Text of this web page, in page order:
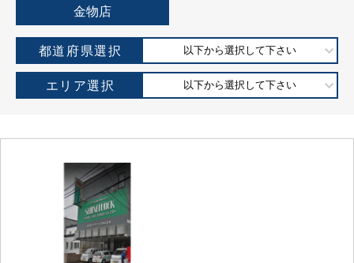
金物店
都道府県選択 以下から選択して下さい
エリア選択 以下から選択して下さい